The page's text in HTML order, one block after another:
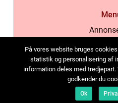
På vores website bruges
statistik og personalisering af
information deles med
godkender du
Ok